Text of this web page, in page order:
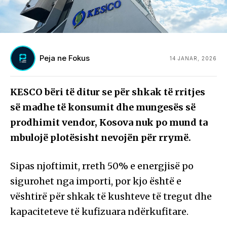
Peja ne Fokus 14 JANAR, 2026
KESCO bëri të ditur se për shkak të rritjes
së madhe të konsumit dhe mungesës së
prodhimit vendor, Kosova nuk po mund ta
mbulojë plotësisht nevojën për rrymë.
Sipas njoftimit, rreth 50% e energjisë po
sigurohet nga importi, por kjo është e
vështirë për shkak të kushteve të tregut dhe
kapaciteteve të kufizuara ndërkufitare.